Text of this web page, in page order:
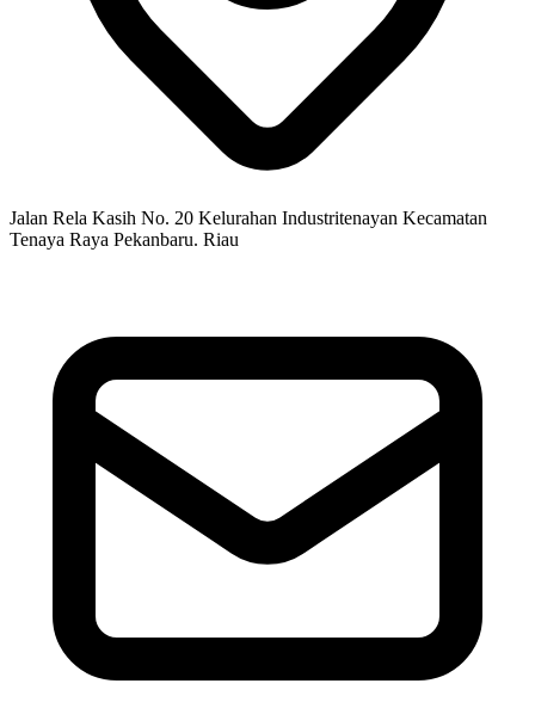
Jalan Rela Kasih No. 20 Kelurahan Industritenayan Kecamatan
Tenaya Raya Pekanbaru. Riau